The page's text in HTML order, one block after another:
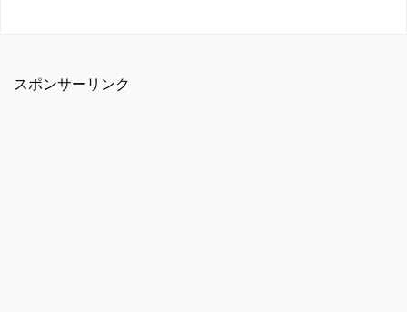
スポンサーリンク